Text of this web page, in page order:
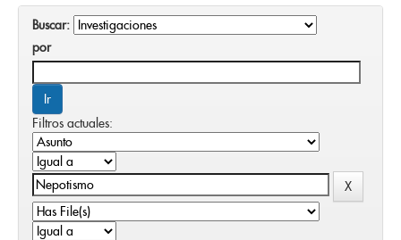
Buscar:
por
Filtros actuales: